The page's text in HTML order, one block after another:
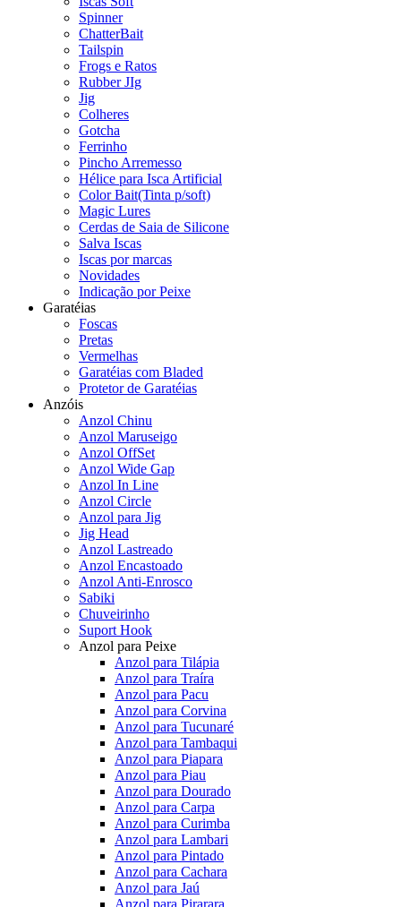
Spinner
ChatterBait
Tailspin
Frogs e Ratos
Rubber JIg
Jig
Colheres
Gotcha
Ferrinho
Pincho Arremesso
Hélice para Isca Artificial
Color Bait(Tinta p/soft)
Magic Lures
Cerdas de Saia de Silicone
Salva Iscas
Iscas por marcas
Novidades
Indicação por Peixe
Garatéias
Foscas
Pretas
Vermelhas
Garatéias com Bladed
Protetor de Garatéias
Anzóis
Anzol Chinu
Anzol Maruseigo
Anzol OffSet
Anzol Wide Gap
Anzol In Line
Anzol Circle
Anzol para Jig
Jig Head
Anzol Lastreado
Anzol Encastoado
Anzol Anti-Enrosco
Sabiki
Chuveirinho
Suport Hook
Anzol para Peixe
Anzol para Tilápia
Anzol para Traíra
Anzol para Pacu
Anzol para Corvina
Anzol para Tucunaré
Anzol para Tambaqui
Anzol para Piapara
Anzol para Piau
Anzol para Dourado
Anzol para Carpa
Anzol para Curimba
Anzol para Lambari
Anzol para Pintado
Anzol para Cachara
Anzol para Jaú
Anzol para Pirarara